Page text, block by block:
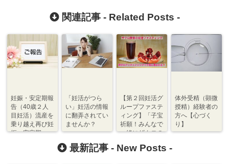
関連記事 - Related Posts -
妊娠・安定期報
告（40歳２人
目妊活）流産を
乗り越え再び妊
娠→安定期
「妊活がつら
い」妊活の情報
に翻弄されてい
ませんか？
【第２回妊活グ
ループファステ
ィング】「子宝
祈願！みんなで
一緒にザクロの
妊活ファスティ
体外受精（顕微
授精）経験者の
方へ【心づく
り】
最新記事 - New Posts -